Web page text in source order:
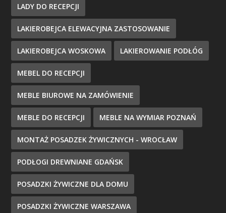
LADY DO RECEPCJI
LAKIEROBEJCA ELEWACYJNA ZASTOSOWANIE
LAKIEROBEJCA WOSKOWA LAKIEROWANIE PODŁÓG
MEBEL DO RECEPCJI
MEBLE BIUROWE NA ZAMÓWIENIE
MEBLE DO RECEPCJI MEBLE NA WYMIAR POZNAŃ
MONTAŻ POSADZEK ŻYWICZNYCH - WROCŁAW
PODŁOGI DREWNIANE GDAŃSK
POSADZKI ŻYWICZNE DLA DOMU
POSADZKI ŻYWICZNE WARSZAWA